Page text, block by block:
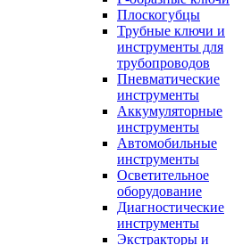
Плоскогубцы
Трубные ключи и
инструменты для
трубопроводов
Пневматические
инструменты
Аккумуляторные
инструменты
Автомобильные
инструменты
Осветительное
оборудование
Диагностические
инструменты
Экстракторы и